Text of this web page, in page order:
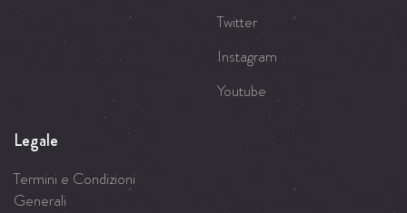
Twitter
Instagram
Youtube
Legale
Termini e Condizioni
Generali